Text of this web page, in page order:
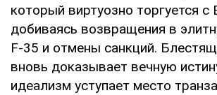
который виртуозно торгуется с
добиваясь возвращения в
F-35 и отмены санкций.
вновь доказывает вечную
идеализм уступает место